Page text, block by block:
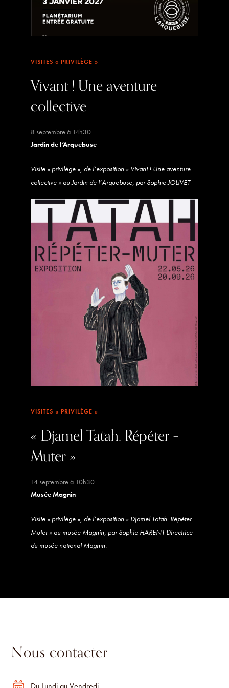
VISITES « PRIVILÈGE »
Vivant ! Une aventure
collective
8 septembre à 14h30
Jardin de l’Arquebuse
Visite « privilège », de l’exposition « Vivant ! Une aventure
collective » au Jardin de l’Arquebuse, par Sophie JOLIVET
VISITES « PRIVILÈGE »
« Djamel Tatah. Répéter –
Muter »
14 septembre à 10h30
Musée Magnin
Visite « privilège », de l’exposition « Djamel Tatah. Répéter –
Muter » au musée Magnin, par Sophie HARENT Directrice
du musée national Magnin.
Nous contacter